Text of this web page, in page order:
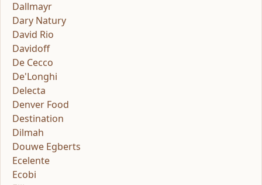
Dallmayr
Dary Natury
David Rio
Davidoff
De Cecco
De'Longhi
Delecta
Denver Food
Destination
Dilmah
Douwe Egberts
Ecelente
Ecobi